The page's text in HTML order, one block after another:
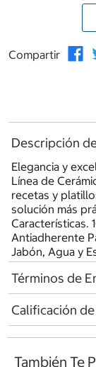
Compartir
Descripción
Elegancia y
Línea de
recetas y
solución más
Características.
Antiadherente
Jabón, Agua y
Términos de
Calificación
También Te